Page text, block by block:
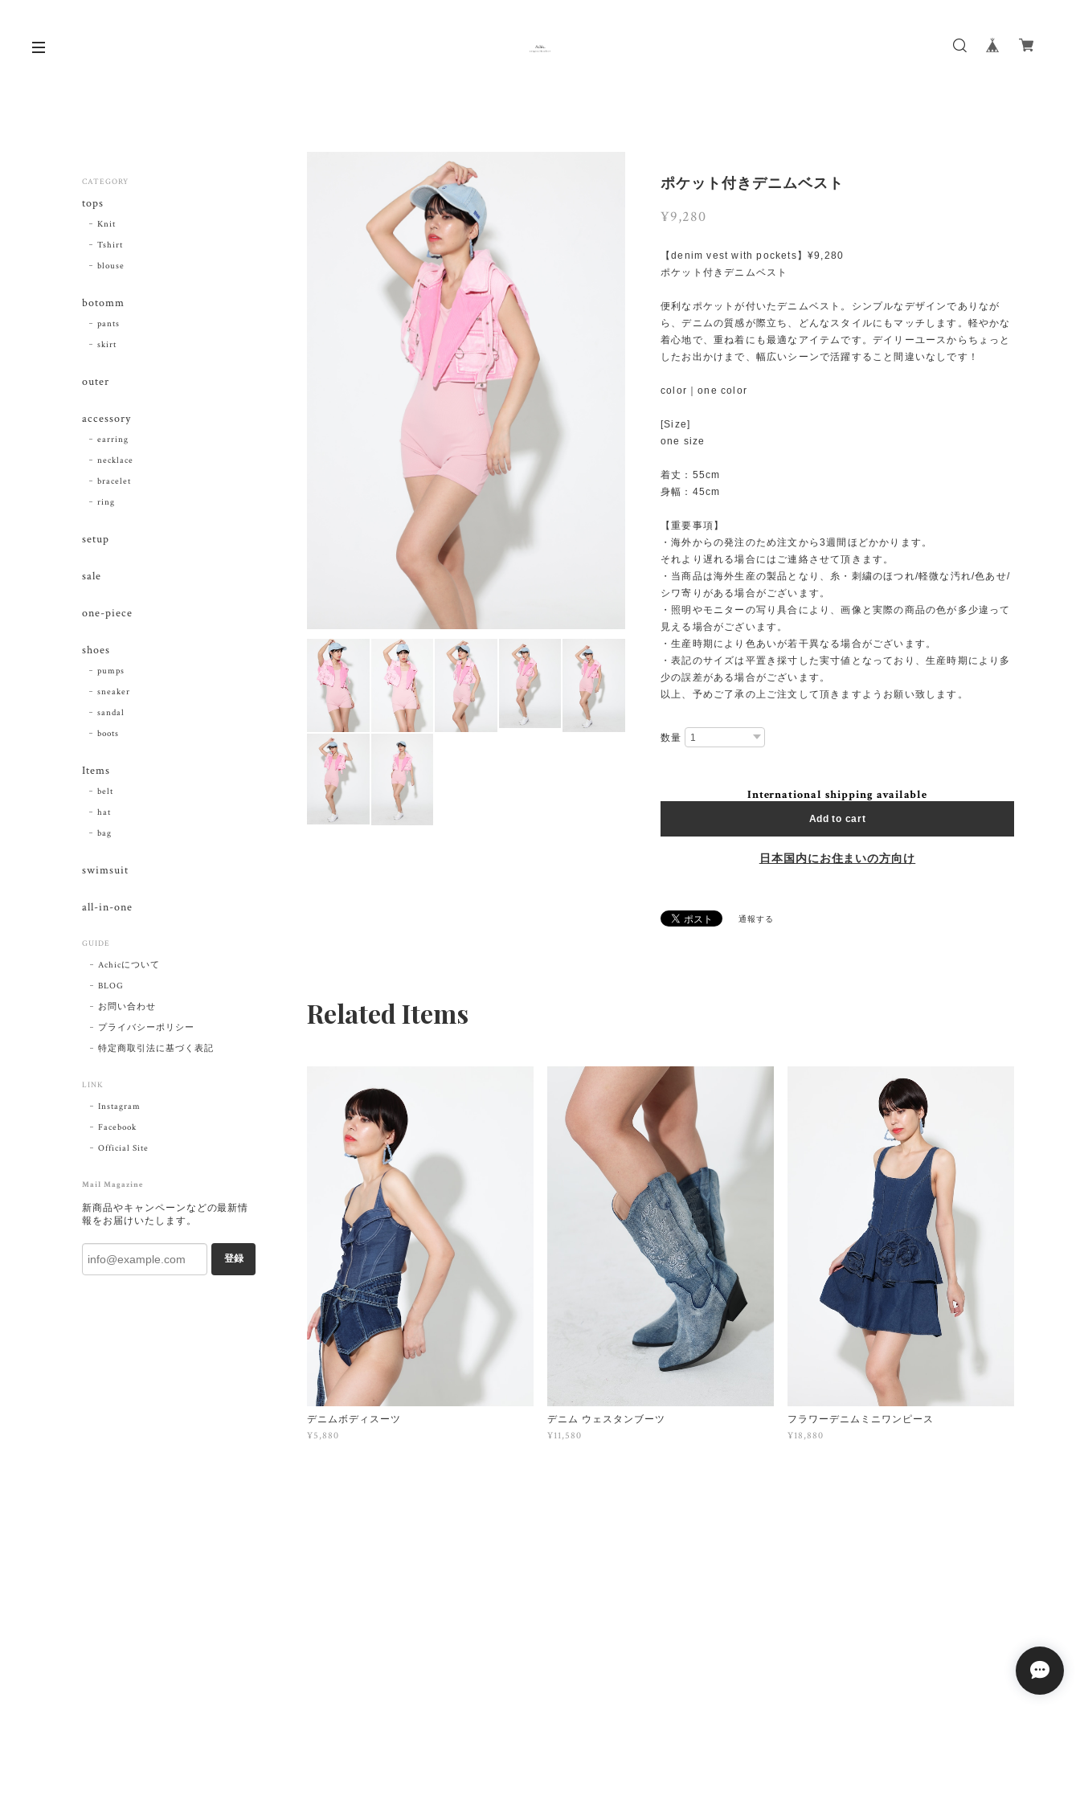
ポケット付きデニムベスト
¥9,280
【denim vest with pockets】¥9,280
ポケット付きデニムベスト
便利なポケットが付いたデニムベスト。シンプルなデザインでありなが
ら、デニムの質感が際立ち、どんなスタイルにもマッチします。軽やかな
着心地で、重ね着にも最適なアイテムです。デイリーユースからちょっと
したお出かけまで、幅広いシーンで活躍すること間違いなしです！
color｜one color
[Size]
one size
着丈：55cm
身幅：45cm
【重要事項】
・海外からの発注のため注文から3週間ほどかかります。
それより遅れる場合にはご連絡させて頂きます。
・当商品は海外生産の製品となり、糸・刺繍のほつれ/軽微な汚れ/色あせ/
シワ寄りがある場合がございます。
・照明やモニターの写り具合により、画像と実際の商品の色が多少違って
見える場合がございます。
・生産時期により色あいが若干異なる場合がございます。
・表記のサイズは平置き採寸した実寸値となっており、生産時期により多
少の誤差がある場合がございます。
以上、予めご了承の上ご注文して頂きますようお願い致します。
数量
International shipping available
Add to cart
日本国内にお住まいの方向け
通報する
Related Items
デニムボディスーツ
¥5,880
デニム ウェスタンブーツ
¥11,580
フラワーデニムミニワンピース
¥18,880
CATEGORY
tops
Knit
Tshirt
blouse
botomm
pants
skirt
outer
accessory
earring
necklace
bracelet
ring
setup
sale
one-piece
shoes
pumps
sneaker
sandal
boots
Items
belt
hat
bag
swimsuit
all-in-one
GUIDE
Achicについて
BLOG
お問い合わせ
プライバシーポリシー
特定商取引法に基づく表記
LINK
Instagram
Facebook
Official Site
Mail Magazine
新商品やキャンペーンなどの最新情
報をお届けいたします。
登録